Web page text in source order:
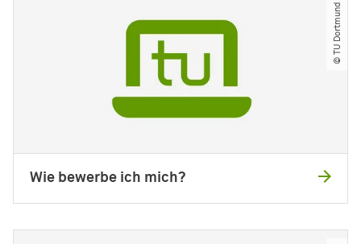
© TU Dortmund
Wie bewerbe ich mich?